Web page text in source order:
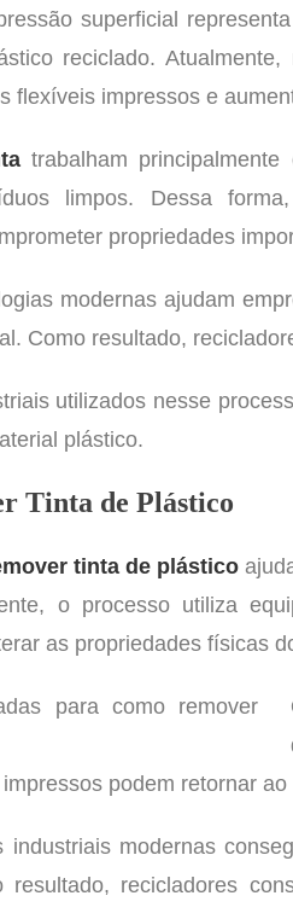
superficial
reciclado.
flexíveis impressos e
trabalham
limpos. Dessa
propriedades
modernas ajudam
Como resultado,
utilizados nesse
plástico.
Tinta de Plástico
tinta de plástico
o processo utiliza
as propriedades físicas
podem retornar
industriais modernas
resultado, recicladores